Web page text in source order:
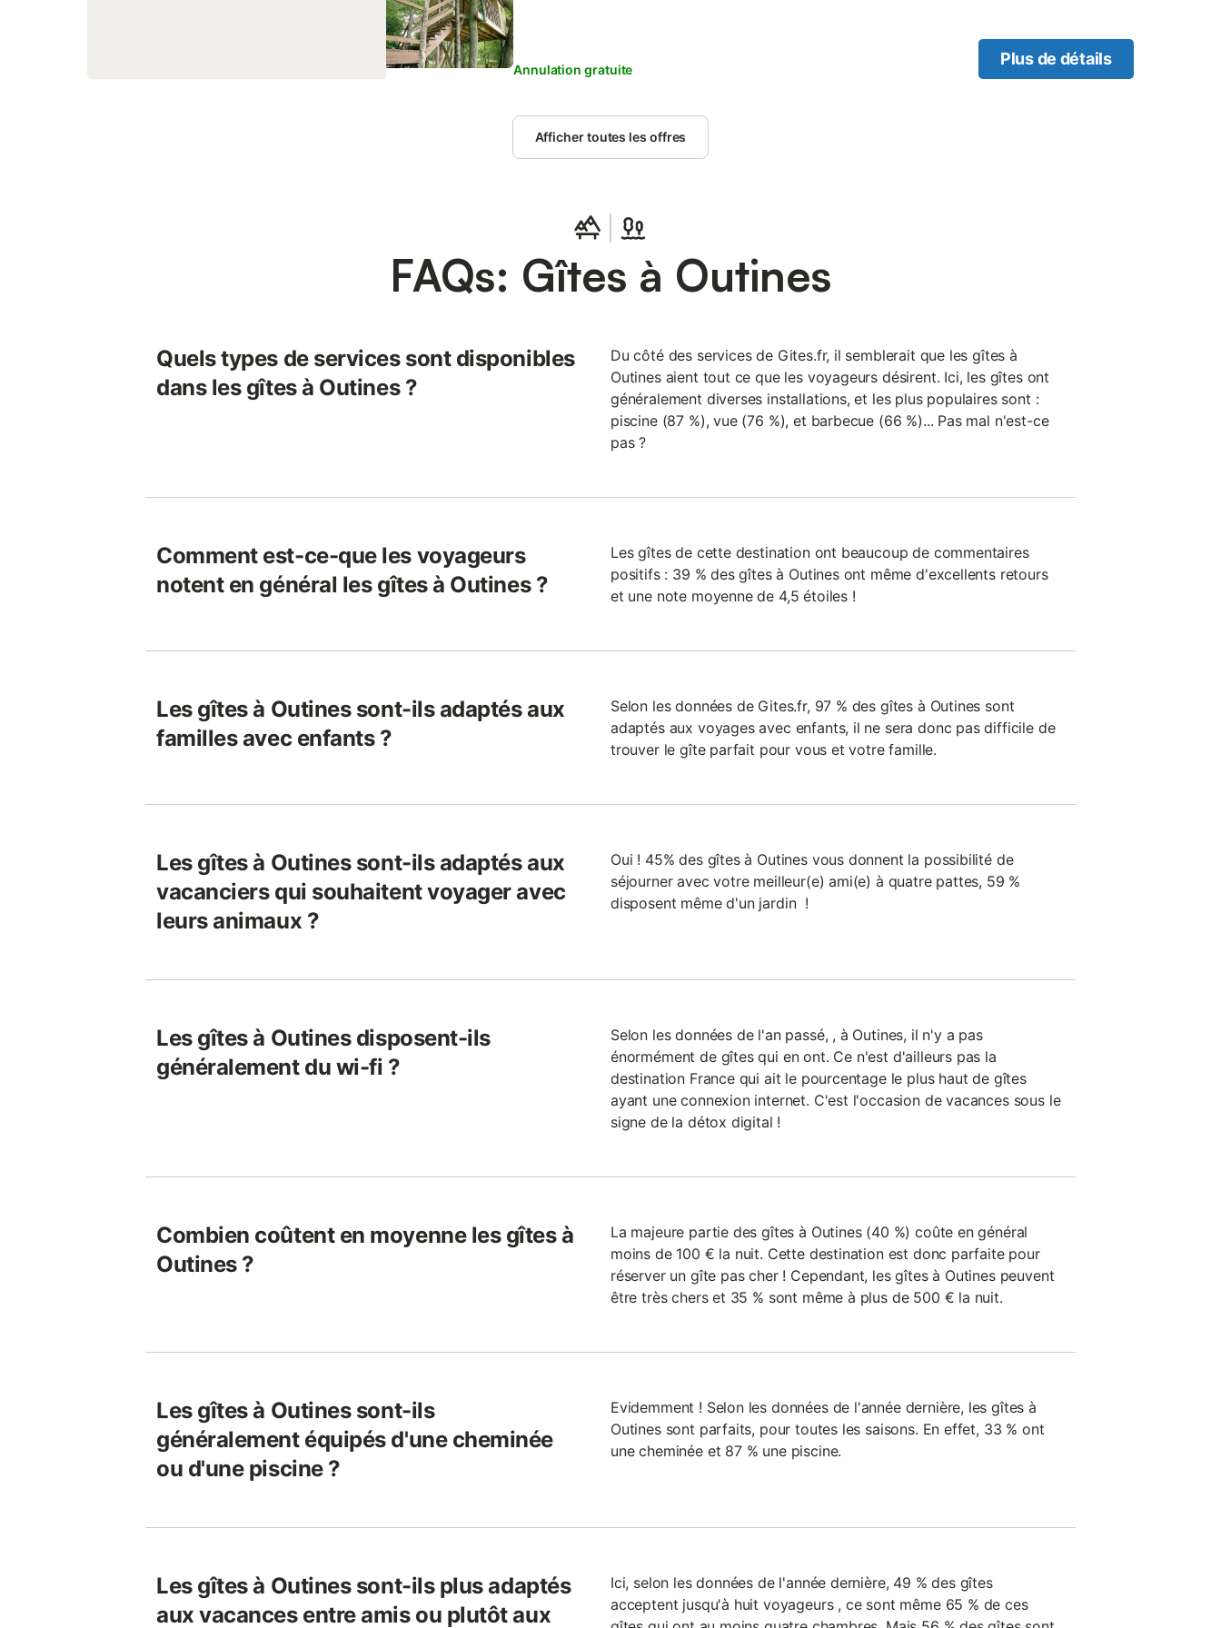
Annulation gratuite
Plus de détails
Afficher toutes les offres
FAQs: Gîtes à Outines
Quels types de services sont disponibles
dans les gîtes à Outines ?
Du côté des services de Gites.fr, il semblerait que les gîtes à
Outines aient tout ce que les voyageurs désirent. Ici, les gîtes ont
généralement diverses installations, et les plus populaires sont :
piscine (87 %), vue (76 %), et barbecue (66 %)... Pas mal n'est-ce
pas ?
Comment est-ce-que les voyageurs
notent en général les gîtes à Outines ?
Les gîtes de cette destination ont beaucoup de commentaires
positifs : 39 % des gîtes à Outines ont même d'excellents retours
et une note moyenne de 4,5 étoiles !
Les gîtes à Outines sont-ils adaptés aux
familles avec enfants ?
Selon les données de Gites.fr, 97 % des gîtes à Outines sont
adaptés aux voyages avec enfants, il ne sera donc pas difficile de
trouver le gîte parfait pour vous et votre famille.
Les gîtes à Outines sont-ils adaptés aux
vacanciers qui souhaitent voyager avec
leurs animaux ?
Oui ! 45% des gîtes à Outines vous donnent la possibilité de
séjourner avec votre meilleur(e) ami(e) à quatre pattes, 59 %
disposent même d'un jardin !
Les gîtes à Outines disposent-ils
généralement du wi-fi ?
Selon les données de l'an passé, , à Outines, il n'y a pas
énormément de gîtes qui en ont. Ce n'est d'ailleurs pas la
destination France qui ait le pourcentage le plus haut de gîtes
ayant une connexion internet. C'est l'occasion de vacances sous le
signe de la détox digital !
Combien coûtent en moyenne les gîtes à
Outines ?
La majeure partie des gîtes à Outines (40 %) coûte en général
moins de 100 € la nuit. Cette destination est donc parfaite pour
réserver un gîte pas cher ! Cependant, les gîtes à Outines peuvent
être très chers et 35 % sont même à plus de 500 € la nuit.
Les gîtes à Outines sont-ils
généralement équipés d'une cheminée
ou d'une piscine ?
Evidemment ! Selon les données de l'année dernière, les gîtes à
Outines sont parfaits, pour toutes les saisons. En effet, 33 % ont
une cheminée et 87 % une piscine.
Les gîtes à Outines sont-ils plus adaptés
aux vacances entre amis ou plutôt aux
Ici, selon les données de l'année dernière, 49 % des gîtes
acceptent jusqu'à huit voyageurs , ce sont même 65 % de ces